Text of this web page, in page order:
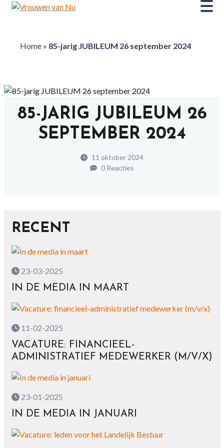
Home» 85-jarig JUBILEUM 26 september 2024
85-JARIG JUBILEUM 26
SEPTEMBER 2024
11 oktober 2024
0 Reacties
RECENT
23-03-2025
IN DE MEDIA IN MAART
11-02-2025
VACATURE: FINANCIEEL-
ADMINISTRATIEF MEDEWERKER (M/V/X)
23-01-2025
IN DE MEDIA IN JANUARI